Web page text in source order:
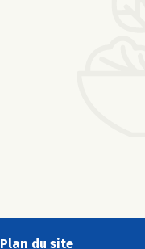
Plan du site